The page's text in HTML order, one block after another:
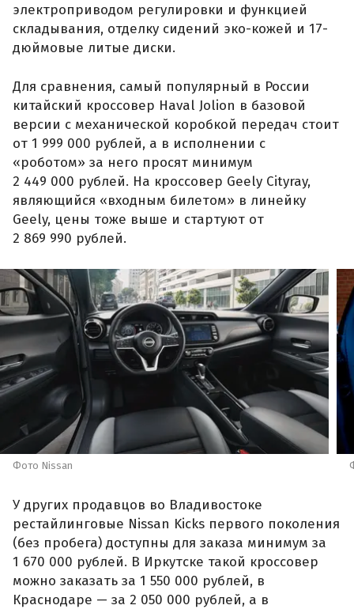
электроприводом регулировки и функцией
складывания, отделку сидений эко-кожей и 17-
дюймовые литые диски.
Для сравнения, самый популярный в России
китайский кроссовер Haval Jolion в базовой
версии с механической коробкой передач стоит
от 1 999 000 рублей, а в исполнении с
«роботом» за него просят минимум
2 449 000 рублей. На кроссовер Geely Cityray,
являющийся «входным билетом» в линейку
Geely, цены тоже выше и стартуют от
2 869 990 рублей.
Фото Nissan
У других продавцов во Владивостоке
рестайлинговые Nissan Kicks первого поколения
(без пробега) доступны для заказа минимум за
1 670 000 рублей. В Иркутске такой кроссовер
можно заказать за 1 550 000 рублей, в
Краснодаре — за 2 050 000 рублей, а в